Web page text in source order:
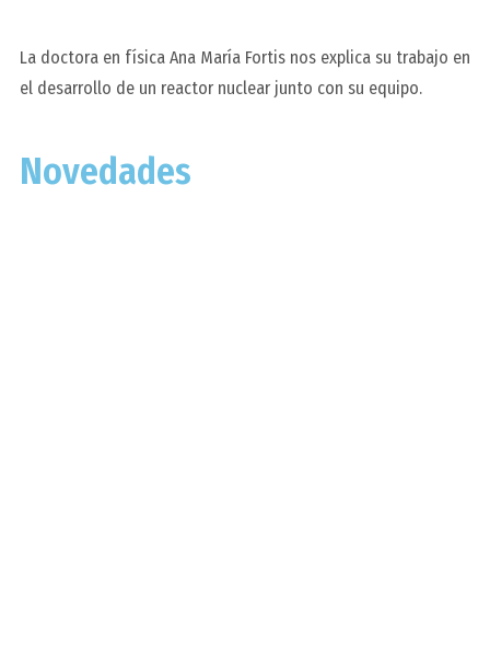
La doctora en física Ana María Fortis nos explica su trabajo en
el desarrollo de un reactor nuclear junto con su equipo.
Novedades